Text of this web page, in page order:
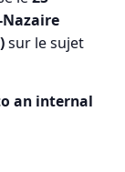
Nazaire
sur le sujet
an internal